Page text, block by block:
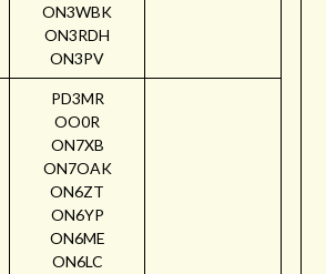
ON3WBK
ON3RDH
ON3PV
PD3MR
OO0R
ON7XB
ON7OAK
ON6ZT
ON6YP
ON6ME
ON6LC